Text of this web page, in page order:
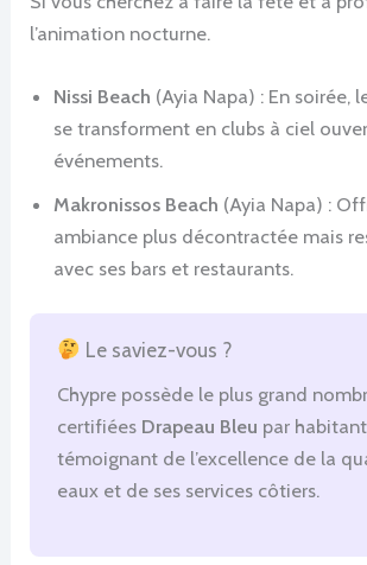
l’animation nocturne.
Nissi Beach (Ayia Napa) : En soirée,
se transforment en clubs à ciel
événements.
Makronissos Beach (Ayia Napa) :
ambiance plus décontractée mais
avec ses bars et restaurants.
Le saviez-vous ?
Chypre possède le plus grand
certifiées Drapeau Bleu par
témoignant de l’excellence de la
eaux et de ses services côtiers.